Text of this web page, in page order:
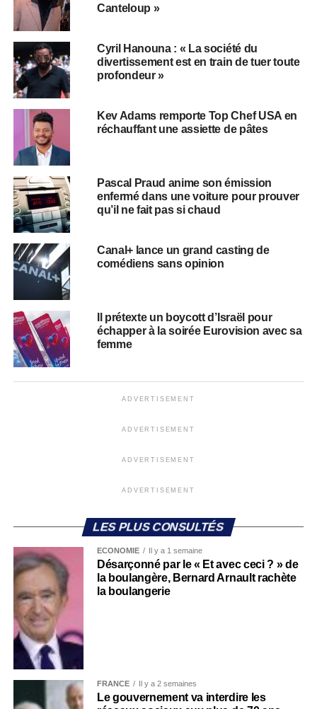
Canteloup »
Cyril Hanouna : « La société du
divertissement est en train de tuer toute
profondeur »
Kev Adams remporte Top Chef USA en
réchauffant une assiette de pâtes
Pascal Praud anime son émission
enfermé dans une voiture pour prouver
qu’il ne fait pas si chaud
Canal+ lance un grand casting de
comédiens sans opinion
Il prétexte un boycott d’Israël pour
échapper à la soirée Eurovision avec sa
femme
ADVERTISEMENT
ADVERTISEMENT
ADVERTISEMENT
ADVERTISEMENT
LES PLUS CONSULTÉS
ECONOMIE Il y a 1 semaine
Désarçonné par le « Et avec ceci ? » de
la boulangère, Bernard Arnault rachète
la boulangerie
FRANCE Il y a 2 semaines
Le gouvernement va interdire les